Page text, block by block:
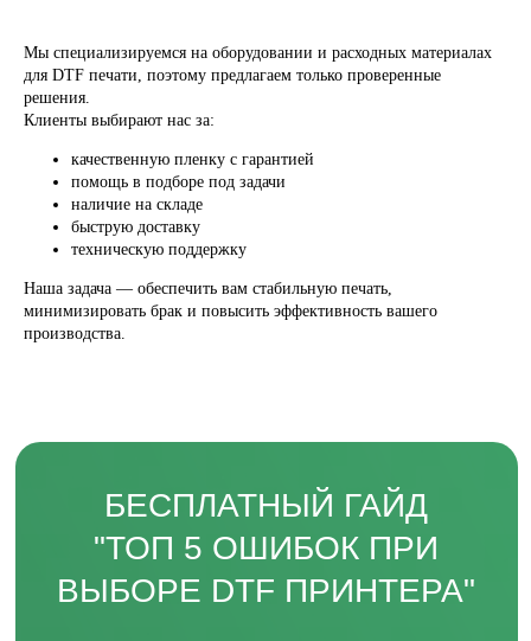
Мы специализируемся на оборудовании и расходных материалах
для DTF печати, поэтому предлагаем только проверенные
решения.
Клиенты выбирают нас за:
качественную пленку с гарантией
помощь в подборе под задачи
наличие на складе
быструю доставку
техническую поддержку
Наша задача — обеспечить вам стабильную печать,
минимизировать брак и повысить эффективность вашего
производства.
СВЯЖИТЕСЬ С НАМИ
TELEGRAM
ВКОНТАКТЕ
пн-пт, с 9 до 18
*instagram, принадлежит компании Meta Platforms, которая
считается экстремистской и ее деятельность запрещена в
Отправить